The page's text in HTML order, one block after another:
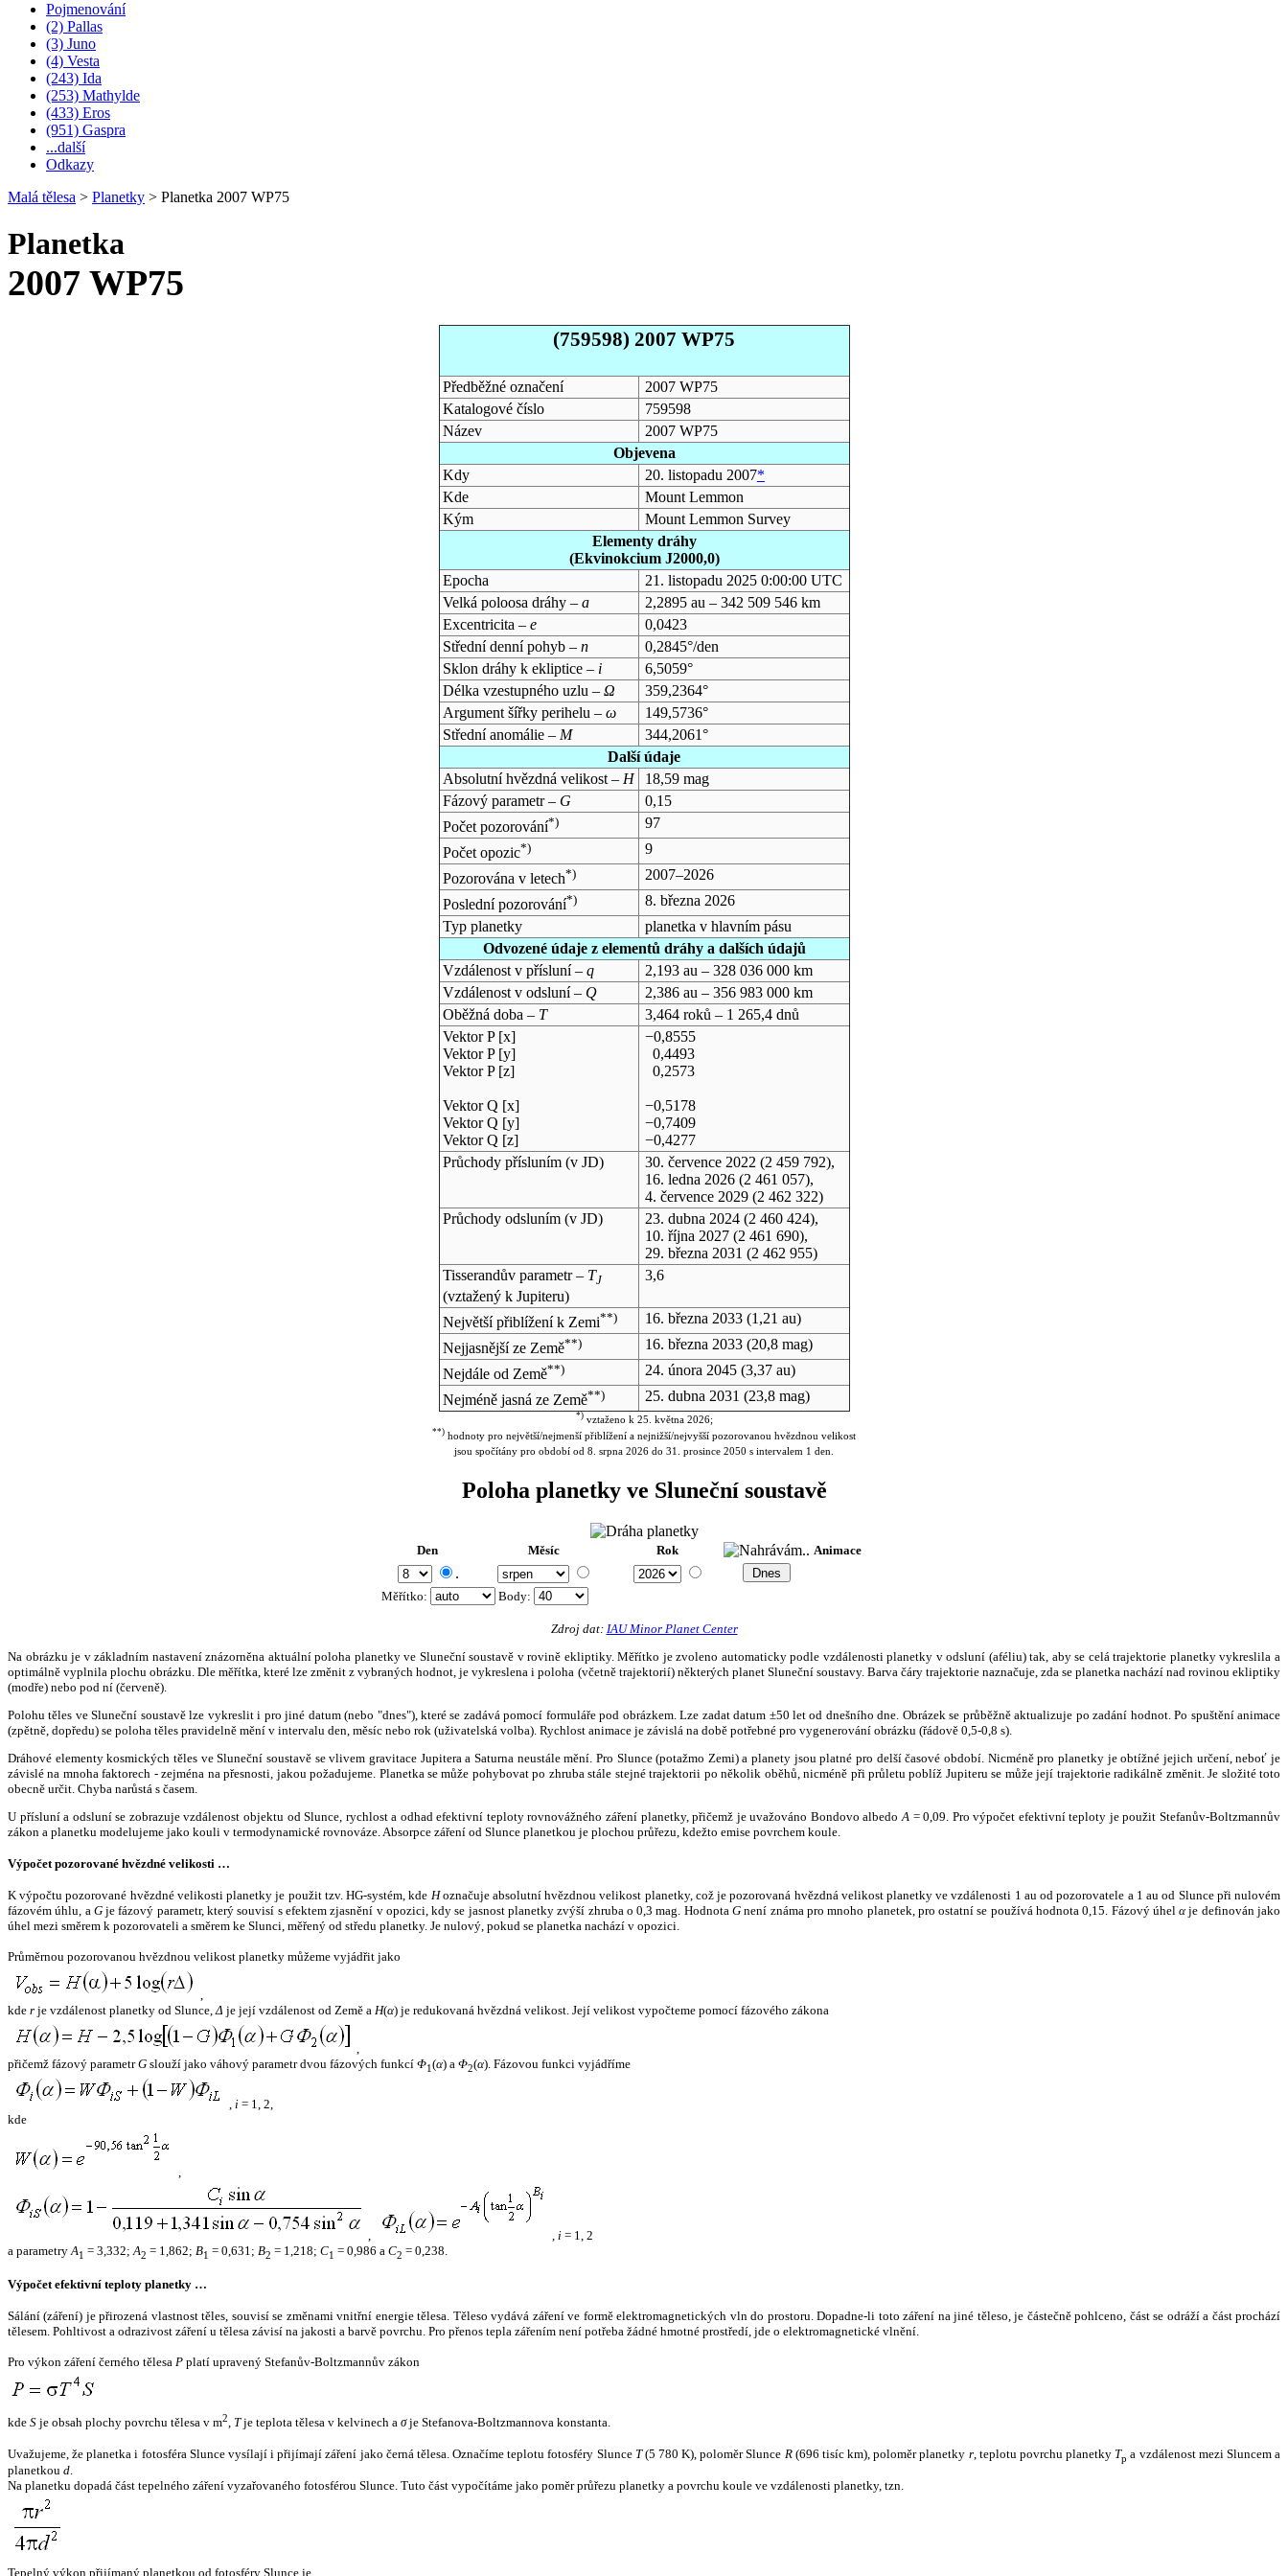
Pojmenování
(2) Pallas
(3) Juno
(4) Vesta
(243) Ida
(253) Mathylde
(433) Eros
(951) Gaspra
...další
Odkazy
Malá tělesa > Planetky > Planetka 2007 WP75
Planetka
2007 WP75
(759598) 2007 WP75
Předběžné označení
2007 WP75
Katalogové číslo
759598
Název
2007 WP75
Objevena
Kdy
20. listopadu 2007*
Kde
Mount Lemmon
Kým
Mount Lemmon Survey
Elementy dráhy
(Ekvinokcium J2000,0)
Epocha
21. listopadu 2025 0:00:00 UTC
Velká poloosa dráhy – a
2,2895 au – 342 509 546 km
Excentricita – e
0,0423
Střední denní pohyb – n
0,2845°/den
Sklon dráhy k ekliptice – i
6,5059°
Délka vzestupného uzlu – Ω
359,2364°
Argument šířky perihelu – ω
149,5736°
Střední anomálie – M
344,2061°
Další údaje
Absolutní hvězdná velikost – H
18,59 mag
Fázový parametr – G
0,15
Počet pozorování*)
97
Počet opozic*)
9
Pozorována v letech*)
2007–2026
Poslední pozorování*)
8. března 2026
Typ planetky
planetka v hlavním pásu
Odvozené údaje z elementů dráhy a dalších údajů
Vzdálenost v přísluní – q
2,193 au – 328 036 000 km
Vzdálenost v odsluní – Q
2,386 au – 356 983 000 km
Oběžná doba – T
3,464 roků – 1 265,4 dnů
Vektor P [x]
Vektor P [y]
Vektor P [z]
Vektor Q [x]
Vektor Q [y]
Vektor Q [z]
−0,8555
0,4493
0,2573
−0,5178
−0,7409
−0,4277
Průchody přísluním (v JD) 30. července 2022 (2 459 792),
16. ledna 2026(2 461 057),
4. července 2029(2 462 322)
Průchody odsluním (v JD) 23. dubna 2024(2 460 424),
10. října 2027(2 461 690),
29. března 2031 (2 462 955)
Tisserandův parametr – TJ
(vztažený k Jupiteru)
3,6
Největší přiblížení k Zemi**) 16. března 2033(1,21 au)
Nejjasnější ze Země**) 16. března 2033(20,8 mag)
Nejdále od Země**) 24. února 2045(3,37 au)
Nejméně jasná ze Země**) 25. dubna 2031 (23,8 mag)
*)vztaženo k 25. května 2026;
**) hodnoty pro největší/nejmenší přiblížení a nejnižší/nejvyšší pozorovanou hvězdnou velikost
jsou spočítány pro období od 8. srpna 2026 do 31. prosince 2050 s intervalem 1 den.
Poloha planetky ve Sluneční soustavě
Den Měsíc Rok Animace
.
Měřítko: Body:
Zdroj dat: IAU Minor Planet Center
Na obrázku je v základním nastavení znázorněna aktuální poloha planetky ve Sluneční soustavě v rovině ekliptiky. Měřítko je zvoleno automaticky podle vzdálenosti planetky v odsluní (aféliu) tak, aby se celá trajektorie planetky vykreslila a
optimálně vyplnila plochu obrázku. Dle měřítka, které lze změnit z vybraných hodnot, je vykreslena i poloha (včetně trajektorií) některých planet Sluneční soustavy. Barva čáry trajektorie naznačuje, zda se planetka nachází nad rovinou ekliptiky
(modře) nebo pod ní (červeně).
Polohu těles ve Sluneční soustavě lze vykreslit i pro jiné datum (nebo "dnes"), které se zadává pomocí formuláře pod obrázkem. Lze zadat datum ±50 let od dnešního dne. Obrázek se průběžně aktualizuje po zadání hodnot. Po spuštění animace
(zpětně, dopředu) se poloha těles pravidelně mění v intervalu den, měsíc nebo rok (uživatelská volba). Rychlost animace je závislá na době potřebné pro vygenerování obrázku (řádově 0,5-0,8 s).
Dráhové elementy kosmických těles ve Sluneční soustavě se vlivem gravitace Jupitera a Saturna neustále mění. Pro Slunce (potažmo Zemi) a planety jsou platné pro delší časové období. Nicméně pro planetky je obtížné jejich určení, neboť je
závislé na mnoha faktorech - zejména na přesnosti, jakou požadujeme. Planetka se může pohybovat po zhruba stále stejné trajektorii po několik oběhů, nicméně při průletu poblíž Jupiteru se může její trajektorie radikálně změnit. Je složité toto
obecně určit. Chyba narůstá s časem.
U přísluní a odsluní se zobrazuje vzdálenost objektu od Slunce, rychlost a odhad efektivní teploty rovnovážného záření planetky, přičemž je uvažováno Bondovo albedo A = 0,09. Pro výpočet efektivní teploty je použit Stefanův-Boltzmannův
zákon a planetku modelujeme jako kouli v termodynamické rovnováze. Absorpce záření od Slunce planetkou je plochou průřezu, kdežto emise povrchem koule.
Výpočet pozorované hvězdné velikosti …
K výpočtu pozorované hvězdné velikosti planetky je použit tzv. HG-systém, kde Hoznačuje absolutní hvězdnou velikost planetky, což je pozorovaná hvězdná velikost planetky ve vzdálenosti 1 au od pozorovatele a 1 au od Slunce při nulovém
fázovém úhlu, a Gje fázový parametr, který souvisí s efektem zjasnění v opozici, kdy se jasnost planetky zvýší zhruba o 0,3 mag. HodnotaG není známa pro mnoho planetek, pro ostatní se používá hodnota 0,15. Fázový úhelα je definován jako
úhel mezi směrem k pozorovateli a směrem ke Slunci, měřený od středu planetky. Je nulový, pokud se planetka nachází v opozici.
Průměrnou pozorovanou hvězdnou velikost planetky můžeme vyjádřit jako
,
kde r je vzdálenost planetky od Slunce,Δ je její vzdálenost od Země a H(α) je redukovaná hvězdná velikost. Její velikost vypočteme pomocí fázového zákona
,
přičemž fázový parametrG slouží jako váhový parametr dvou fázových funkcí Φ1(α) a Φ2(α). Fázovou funkci vyjádříme
, i = 1, 2,
kde
,
, , i = 1, 2
a parametryA1 = 3,332;A2 = 1,862; B1 = 0,631; B2 = 1,218; C1 = 0,986 a C2 = 0,238.
Výpočet efektivní teploty planetky …
Sálání (záření) je přirozená vlastnost těles, souvisí se změnami vnitřní energie tělesa. Těleso vydává záření ve formě elektromagnetických vln do prostoru. Dopadne-li toto záření na jiné těleso, je částečně pohlceno, část se odráží a část prochází
tělesem. Pohltivost a odrazivost záření u tělesa závisí na jakosti a barvě povrchu. Pro přenos tepla zářením není potřeba žádné hmotné prostředí, jde o elektromagnetické vlnění.
Pro výkon záření černého tělesa P platí upravený Stefanův-Boltzmannův zákon
kde S je obsah plochy povrchu tělesa v m2, Tje teplota tělesa v kelvinech a σje Stefanova-Boltzmannova konstanta.
Uvažujeme, že planetka i fotosféra Slunce vysílají i přijímají záření jako černá tělesa. Označíme teplotu fotosféry Slunce T(5 780 K), poloměr Slunce R(696 tisíc km), poloměr planetky r, teplotu povrchu planetky Tp a vzdálenost mezi Sluncem a
planetkou d.
Na planetku dopadá část tepelného záření vyzařovaného fotosférou Slunce. Tuto část vypočítáme jako poměr průřezu planetky a povrchu koule ve vzdálenosti planetky, tzn.
Tepelný výkon přijímaný planetkou od fotosféry Slunce je